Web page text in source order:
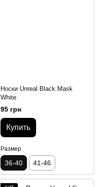
Носки Unreal Black Mask
Whitе
95 грн
Купить
Размер
36-40 41-46